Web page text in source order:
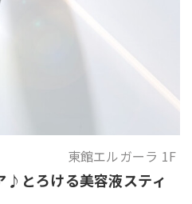
東館エルガーラ 1F
♪とろける美容液スティ